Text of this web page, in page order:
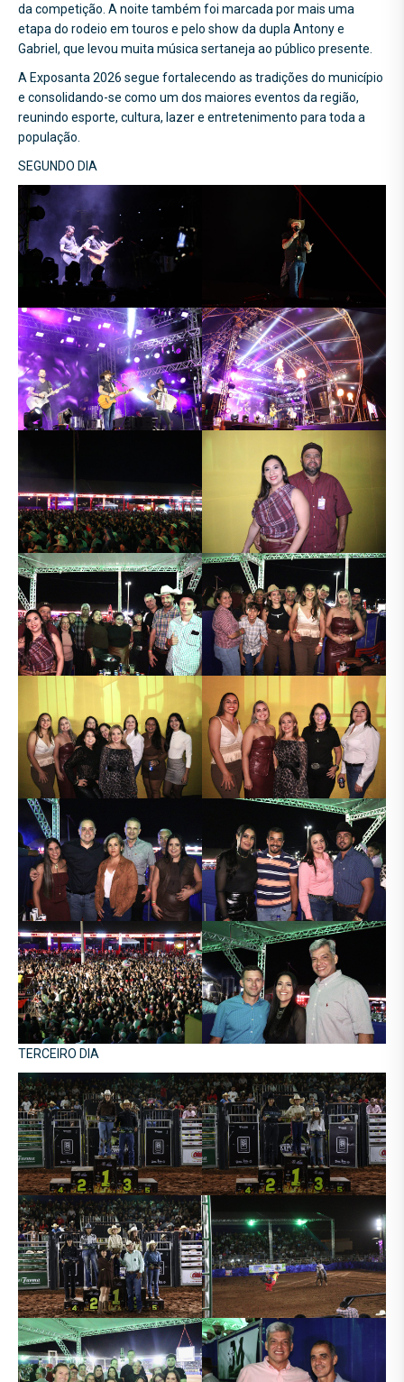
da competição. A noite também foi marcada por mais uma
etapa do rodeio em touros e pelo show da dupla Antony e
Gabriel, que levou muita música sertaneja ao público presente.
A Exposanta 2026 segue fortalecendo as tradições do município
e consolidando-se como um dos maiores eventos da região,
reunindo esporte, cultura, lazer e entretenimento para toda a
população.
SEGUNDO DIA
TERCEIRO DIA